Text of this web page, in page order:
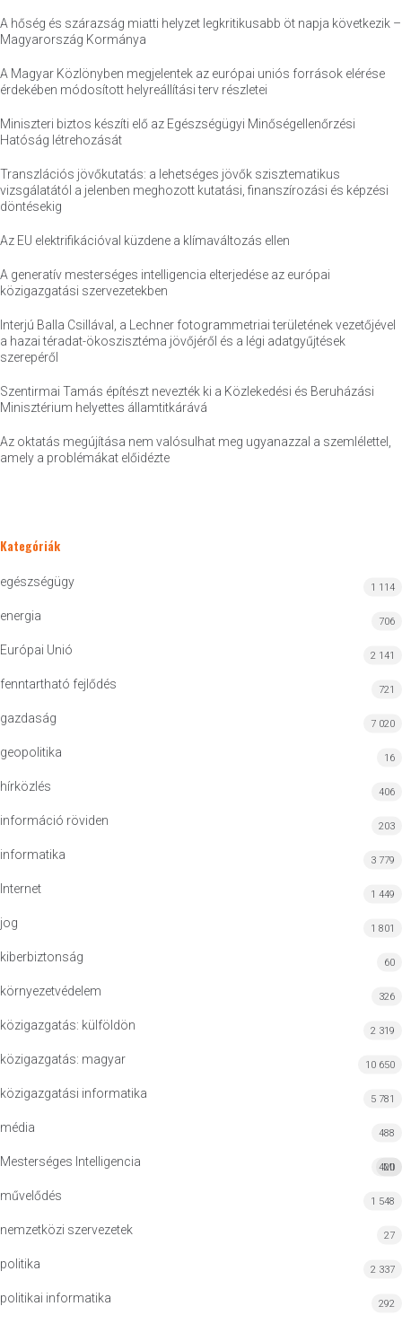
A hőség és szárazság miatti helyzet legkritikusabb öt napja következik –
Magyarország Kormánya
A Magyar Közlönyben megjelentek az európai uniós források elérése
érdekében módosított helyreállítási terv részletei
Miniszteri biztos készíti elő az Egészségügyi Minőségellenőrzési
Hatóság létrehozását
Transzlációs jövőkutatás: a lehetséges jövők szisztematikus
vizsgálatától a jelenben meghozott kutatási, finanszírozási és képzési
döntésekig
Az EU elektrifikációval küzdene a klímaváltozás ellen
A generatív mesterséges intelligencia elterjedése az európai
közigazgatási szervezetekben
Interjú Balla Csillával, a Lechner fotogrammetriai területének vezetőjével
a hazai téradat-ökoszisztéma jövőjéről és a légi adatgyűjtések
szerepéről
Szentirmai Tamás építészt nevezték ki a Közlekedési és Beruházási
Minisztérium helyettes államtitkárává
Az oktatás megújítása nem valósulhat meg ugyanazzal a szemlélettel,
amely a problémákat előidézte
Kategóriák
egészségügy 1 114
energia 706
Európai Unió 2 141
fenntartható fejlődés 721
gazdaság 7 020
geopolitika 16
hírközlés 406
információ röviden 203
informatika 3 779
Internet 1 449
jog 1 801
kiberbiztonság 60
környezetvédelem 326
közigazgatás: külföldön 2 319
közigazgatás: magyar 10 650
közigazgatási informatika 5 781
média 488
Mesterséges Intelligencia MI
420
művelődés 1 548
nemzetközi szervezetek 27
politika 2 337
politikai informatika 292